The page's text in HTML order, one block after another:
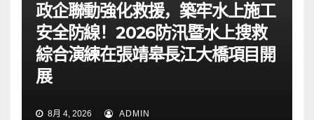
政企聯動強化救援，築牢水上施工
安全防線！2026防汛暨水上搜救
綜合演練在張靖皋長江大橋項目開
展
8月 4, 2026 ADMIN